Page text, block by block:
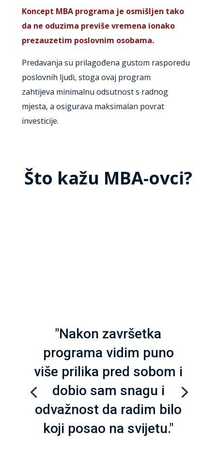
Koncept MBA programa je osmišljen tako
da ne oduzima previše vremena ionako
prezauzetim poslovnim osobama.
Predavanja su prilagođena gustom rasporedu
poslovnih ljudi, stoga ovaj program
zahtijeva minimalnu odsutnost s radnog
mjesta, a osigurava maksimalan povrat
investicije.
Što kažu MBA-ovci?
"Nakon završetka
programa vidim puno
više prilika pred sobom i
dobio sam snagu i
odvažnost da radim bilo
koji posao na svijetu."